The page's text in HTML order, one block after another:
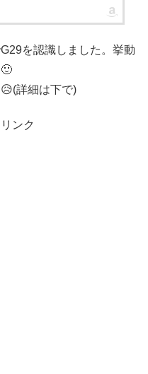
を認識しました。挙動
詳細は下で)
ンク